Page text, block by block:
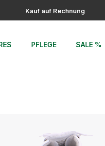
Kauf auf Rechnung
PFLEGE SALE %